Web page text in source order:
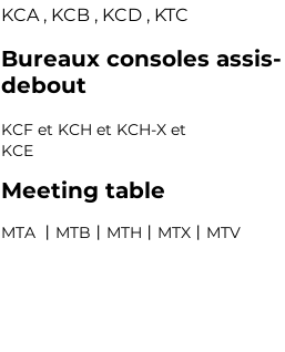
KCA, KCB, KCD, KTC
Bureaux consoles assis-
debout
KCFet KCH et KCH-Xet
KCE
Meeting table
MTA丨 MTB 丨 MTH 丨 MTX丨 MTV